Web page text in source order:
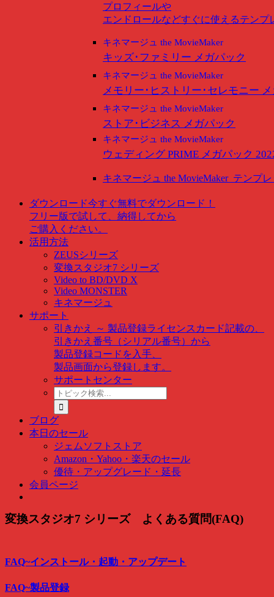
プロフィールや
エンドロールなどすぐに使えるテンプ
キネマージュ the MovieMaker
キッズ･ファミリー メガパック
キネマージュ the MovieMaker
メモリー･ヒストリー･セレモニー
キネマージュ the MovieMaker
ストア･ビジネス メガパック
キネマージュ the MovieMaker
ウェディング PRIME メガパック
キネマージュ the MovieMakerテンプ
ダウンロード今すぐ無料でダウンロード！
フリー版で試して、納得してから
ご購入ください。
活用方法
ZEUSシリーズ
変換スタジオ7 シリーズ
Video to BD/DVD X
Video MONSTER
キネマージュ
サポート
引きかえ ～ 製品登録ライセンスカード記載の、
引きかえ番号（シリアル番号）から
製品登録コードを入手、
製品画面から登録します。
サポートセンター
ト
ピ
ッ
ク
検
索
…
ブログ
本日のセール
ジェムソフトストア
Amazon・Yahoo・楽天のセール
優待・アップグレード・延長
会員ページ
変換スタジオ7 シリーズ よくある質問(FAQ)
FAQ~インストール・起動・アップデート
FAQ~製品登録